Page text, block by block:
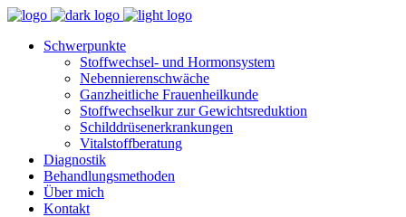
Schwerpunkte
Stoffwechsel- und Hormonsystem
Nebennierenschwäche
Ganzheitliche Frauenheilkunde
Stoffwechselkur zur Gewichtsreduktion
Schilddrüsenerkrankungen
Vitalstoffberatung
Diagnostik
Behandlungsmethoden
Über mich
Kontakt